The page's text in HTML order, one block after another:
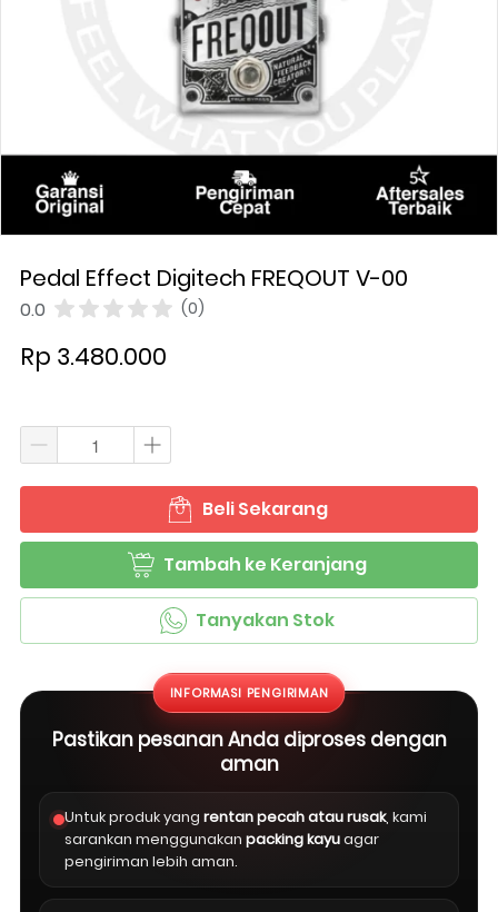
Pedal Effect Digitech FREQOUT V-00
0.0 (0)
Rp 3.480.000
` Beli Sekarang
` Tambah ke Keranjang
` Tanyakan Stok
INFORMASI PENGIRIMAN
Pastikan pesanan Anda diproses dengan
aman
Untuk produk yang rentan pecah atau rusak, kami
sarankan menggunakan packing kayuagar
pengiriman lebih aman.